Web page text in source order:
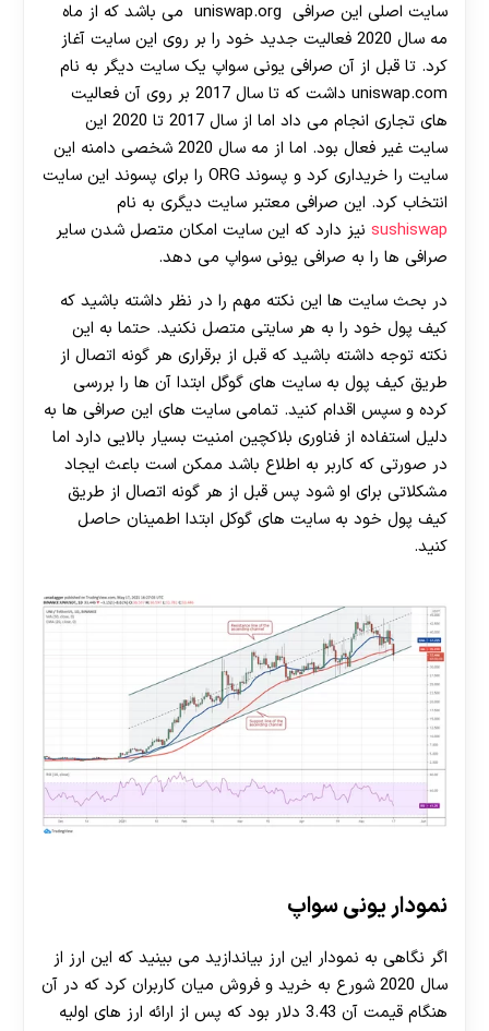
سایت اصلی این صرافی uniswap.org می باشد که از ماه
مه سال 2020 فعالیت جدید خود را بر روی این سایت آغاز
کرد. تا قبل از آن صرافی یونی سواپ یک سایت دیگر به نام
uniswap.com داشت که تا سال 2017 بر روی آن فعالیت
های تجاری انجام می داد اما از سال 2017 تا 2020 این
سایت غیر فعال بود. اما از مه سال 2020 شخصی دامنه این
سایت را خریداری کرد و پسوند ORG را برای پسوند این سایت
انتخاب کرد. این صرافی معتبر سایت دیگری به نام
sushiswap نیز دارد که این سایت امکان متصل شدن سایر
صرافی ها را به صرافی یونی سواپ می دهد.
در بحث سایت ها این نکته مهم را در نظر داشته باشید که
کیف پول خود را به هر سایتی متصل نکنید. حتما به این
نکته توجه داشته باشید که قبل از برقراری هر گونه اتصال از
طریق کیف پول به سایت های گوگل ابتدا آن ها را بررسی
کرده و سپس اقدام کنید. تمامی سایت های این صرافی ها به
دلیل استفاده از فناوری بلاکچین امنیت بسیار بالایی دارد اما
در صورتی که کاربر به اطلاع باشد ممکن است باعث ایجاد
مشکلاتی برای او شود پس قبل از هر گونه اتصال از طریق
کیف پول خود به سایت های گوکل ابتدا اطمینان حاصل
کنید.
نمودار یونی سواپ
اگر نگاهی به نمودار این ارز بیاندازید می بینید که این ارز از
سال 2020 شورع به خرید و فروش میان کاربران کرد که در آن
هنگام قیمت آن 3.43 دلار بود که پس از ارائه ارز های اولیه